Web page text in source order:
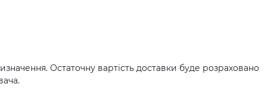
Остаточну вартість доставки буде розраховано